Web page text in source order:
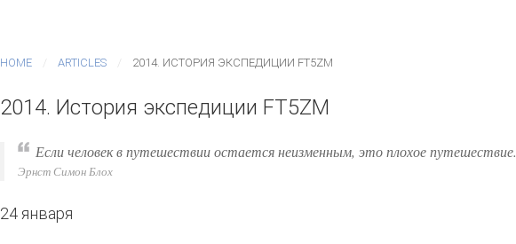
HOME ARTICLES 2014. ИСТОРИЯ ЭКСПЕДИЦИИ FT5ZM
2014. История экспедиции FT5ZM
Если человек в путешествии остается неизменным, это плохое путешествие.
Эрнст Симон Блох
24 января